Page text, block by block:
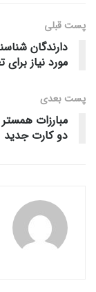
پست قبلی
دارندگان
مورد نیاز
پست‌ بعدی
دو کارت جدید